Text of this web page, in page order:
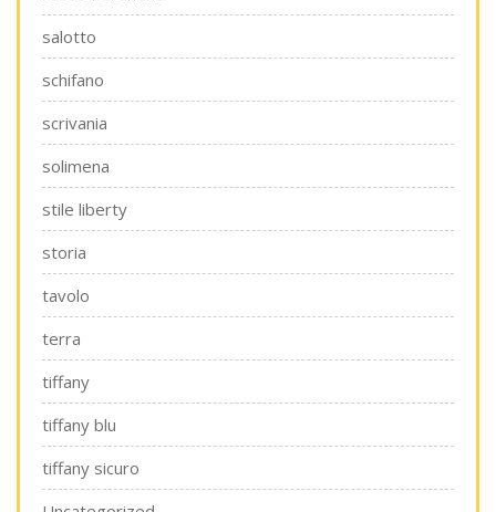
salotto
schifano
scrivania
solimena
stile liberty
storia
tavolo
terra
tiffany
tiffany blu
tiffany sicuro